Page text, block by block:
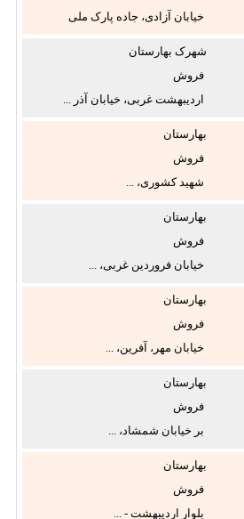
قیمت از:
پارکینگ:
پکیج:
خیابان آزادی، جاده پارک ملی
شهرک بهارستان
فروش
اردیبهشت غربی، خیابان آذر ...
بهارستان
فروش
شهید کشوری، ...
بهارستان
فروش
خیابان فروردین غربی، ...
بهارستان
فروش
خیابان مهر، آفرین، ...
بهارستان
فروش
بر خیابان شمشاد، ...
بهارستان
فروش
بلوار اردیبهشت - ...